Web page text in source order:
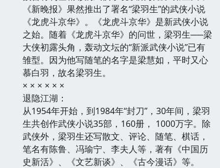
《新晚报》果然推出了署名“梁羽生”的武侠小说
《龙虎斗京华》。《龙虎斗京华》是新武侠小说
之始。随着《龙虎斗京华》的问世，梁羽生──梁
大侠初露头角，轰动文坛的“新派武侠小说”已有
雏型。因为他写随笔的名字是梁慧如，平时又心
慕白羽，故名梁羽生。
× × × × × ×
退隐江湖：
从1954年开始，到1984年“封刀”，30年间，梁羽
生共创作武侠小说35部，160册， 1000万字。除
武侠外，梁羽生还写散文、评论、随笔、棋话，
笔名有陈鲁、冯瑜宁、李夫人等，著有《中国历
史新活》、《文艺新谈》、《古今漫话》等。